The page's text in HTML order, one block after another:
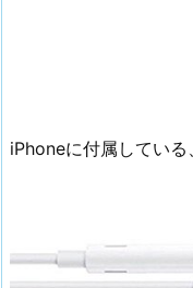
iPhoneに付属してい